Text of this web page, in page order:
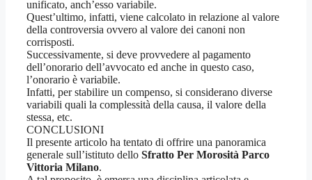
unificato, anch’esso variabile.
Quest’ultimo, infatti, viene calcolato in relazione al valore
della controversia ovvero al valore dei canoni non
corrisposti.
Successivamente, si deve provvedere al pagamento
dell’onorario dell’avvocato ed anche in questo caso,
l’onorario è variabile.
Infatti, per stabilire un compenso, si considerano diverse
variabili quali la complessità della causa, il valore della
stessa, etc.
CONCLUSIONI
Il presente articolo ha tentato di offrire una panoramica
generale sull’istituto dello Sfratto Per Morosità Parco
Vittoria Milano.